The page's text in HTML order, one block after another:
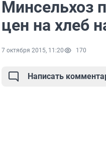
Минсельхоз
цен на хлеб
7 октября 2015, 11:20 170
Написать